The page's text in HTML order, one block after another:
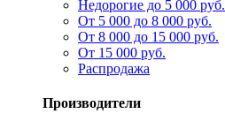
Недорогие до 5 000 руб.
От 5 000 до 8 000 руб.
От 8 000 до 15 000 руб.
От 15 000 руб.
Распродажа
Производители